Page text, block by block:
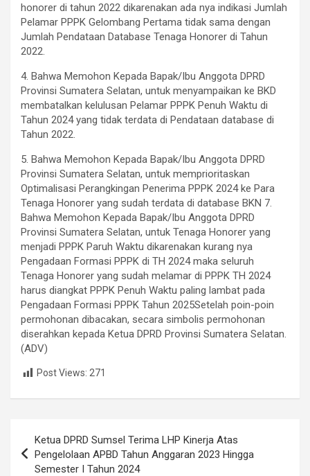
honorer di tahun 2022 dikarenakan ada nya indikasi Jumlah
Pelamar PPPK Gelombang Pertama tidak sama dengan
Jumlah Pendataan Database Tenaga Honorer di Tahun
2022.
4. Bahwa Memohon Kepada Bapak/Ibu Anggota DPRD
Provinsi Sumatera Selatan, untuk menyampaikan ke BKD
membatalkan kelulusan Pelamar PPPK Penuh Waktu di
Tahun 2024 yang tidak terdata di Pendataan database di
Tahun 2022.
5. Bahwa Memohon Kepada Bapak/Ibu Anggota DPRD
Provinsi Sumatera Selatan, untuk memprioritaskan
Optimalisasi Perangkingan Penerima PPPK 2024 ke Para
Tenaga Honorer yang sudah terdata di database BKN 7.
Bahwa Memohon Kepada Bapak/Ibu Anggota DPRD
Provinsi Sumatera Selatan, untuk Tenaga Honorer yang
menjadi PPPK Paruh Waktu dikarenakan kurang nya
Pengadaan Formasi PPPK di TH 2024 maka seluruh
Tenaga Honorer yang sudah melamar di PPPK TH 2024
harus diangkat PPPK Penuh Waktu paling lambat pada
Pengadaan Formasi PPPK Tahun 2025Setelah poin-poin
permohonan dibacakan, secara simbolis permohonan
diserahkan kepada Ketua DPRD Provinsi Sumatera Selatan.
(ADV)
Post Views: 271
pos
Ketua DPRD Sumsel Terima LHP Kinerja Atas
Pengelolaan APBD Tahun Anggaran 2023 Hingga
Semester I Tahun 2024